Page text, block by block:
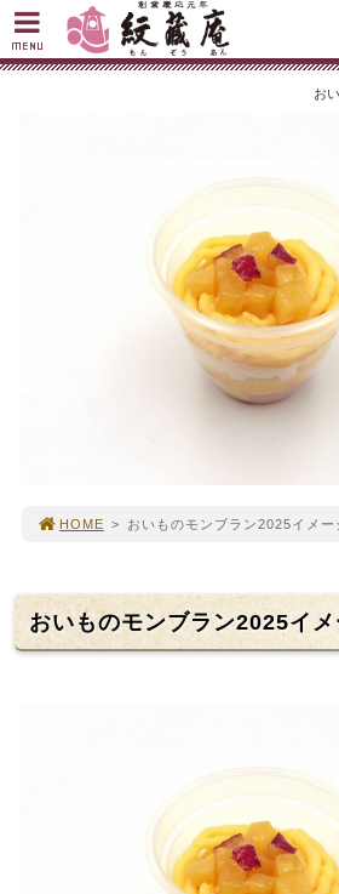
お
HOME > おいものモンブラン2025イメー
おいものモンブラン2025イ
MENU